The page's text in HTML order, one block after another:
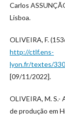
Carlos
Lisboa.
OLIVEIRA, F.
http://ctlf.ens-
lyon.fr/textes/
[09/11/2022].
OLIVEIRA, M. S.-
de produção em